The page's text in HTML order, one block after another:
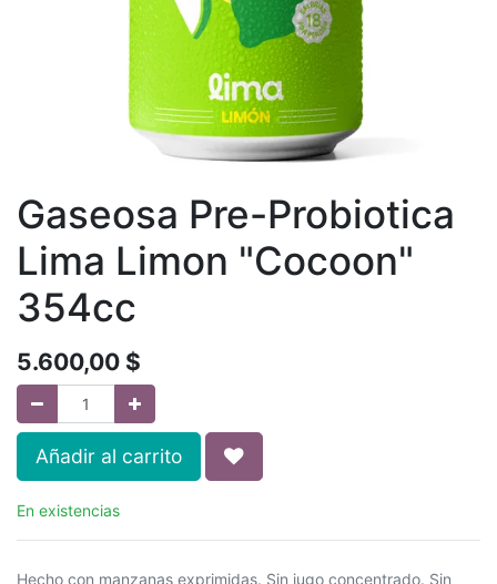
Gaseosa Pre-Probiotica
Lima Limon "Cocoon"
354cc
5.600,00 $
Añadir al carrito
En existencias
Hecho con manzanas exprimidas. Sin jugo concentrado. Sin